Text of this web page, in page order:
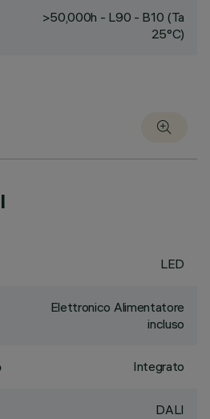
>50,000h - L90 - B10 (Ta
25°C)
LED
Elettronico Alimentatore
incluso
Integrato
DALI